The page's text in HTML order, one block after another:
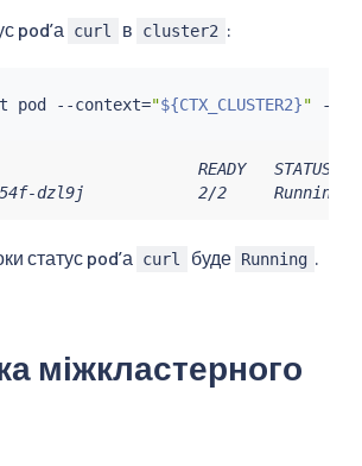
podʼа curl в cluster2 :
pod --context="${CTX_CLUSTER2}" -n
READY   STATUS
dzl9j            2/2
статус podʼа curl буде Running .
міжкластерного